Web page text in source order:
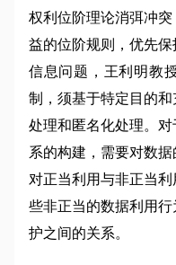
权利位阶理论消弭冲
益的位阶规则，优先
信息问题，王利明教
制，须基于特定目的
处理和匿名化处理。
系的构建，需要对数
对正当利用与非正当
些非正当的数据利用
护之间的关系。